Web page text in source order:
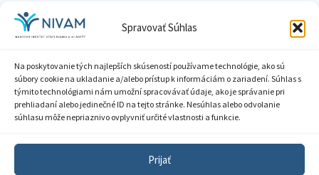
Spravovať Súhlas
Na poskytovanie tých najlepších skúseností používame technológie, ako sú
súbory cookie na ukladanie a/alebo prístup k informáciám o zariadení. Súhlas s
týmito technológiami nám umožní spracovávať údaje, ako je správanie pri
prehliadaní alebo jedinečné ID na tejto stránke. Nesúhlas alebo odvolanie
súhlasu môže nepriaznivo ovplyvniť určité vlastnosti a funkcie.
Prijať
IČO: 00164348
DIČ: 2020798714
Zásady ochrany súkromia
Sprístupnenie informácií